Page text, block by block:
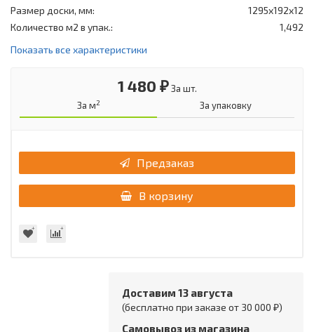
Размер доски, мм:
1295x192x12
Количество м2 в упак.:
1,492
Показать все характеристики
1 480 ₽ За шт.
За м2 За упаковку
Предзаказ
В корзину
Доставим 13 августа
(бесплатно при заказе от 30 000 ₽)
Самовывоз из магазина